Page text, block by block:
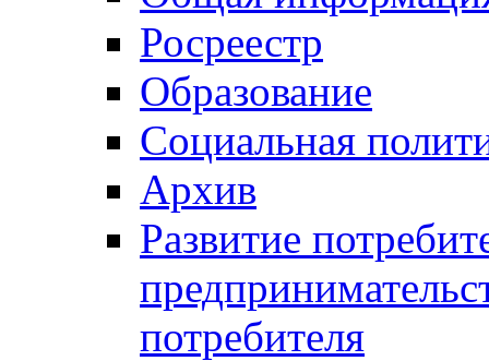
Росреестр
Образование
Социальная
Архив
Развитие
потребителя